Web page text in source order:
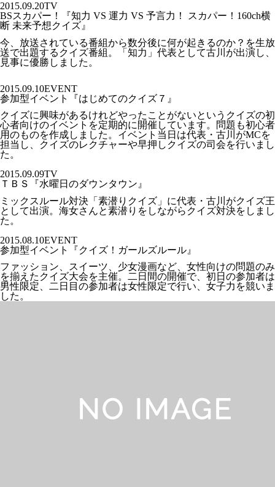
2015.09.20TV
BSスカパー！『知力 VS 運力 VS 予言力！ スカパー！160ch横
断 未来予想クイズ』
今、放送されている番組から数分後に何が起きるのか？を生放
送で出題するクイズ番組。「知力」代表として古川が出演し、
見事に優勝しました。
2015.09.10EVENT
参加型イベント『はじめてのクイズ７』
クイズに興味があるけれどやったことがないというクイズの初
心者向けのイベントを定期的に開催しています。問題も初心者
用のものを作成しました。イベント当日は代表・古川がMCを
担当し、クイズのレクチャーや早押しクイズの司会を行いまし
た。
2015.09.09TV
ＴＢＳ『水曜日のダウンタウン』
ミックスルール対決「素潜りクイズ」に代表・古川がクイズ王
として出演。海女さんと素潜りをしながらクイズ対決をしまし
た。
2015.08.10EVENT
参加型イベント『クイズ！ガールズルール』
ファッション、スイーツ、少女漫画など、女性向けの問題のみ
を揃えたクイズ大会を主催。二日間の開催で、初日の参加者は
男性限定、二日目の参加者は女性限定で行い、女子力を競いま
した。